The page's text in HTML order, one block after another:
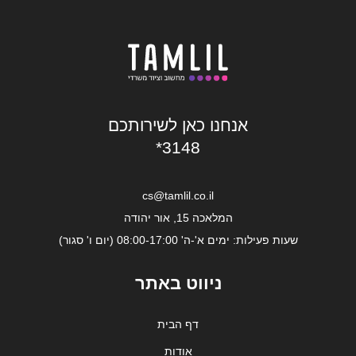
אנחנו כאן לשירותכם
*3148
cs@tamlil.co.il
המלאכה 15, אור יהודה
שעות פעילות: ימים א'-ה' 08:00-17:00 (יום ו' סגור)
ניווט באתר
דף הבית
אודות